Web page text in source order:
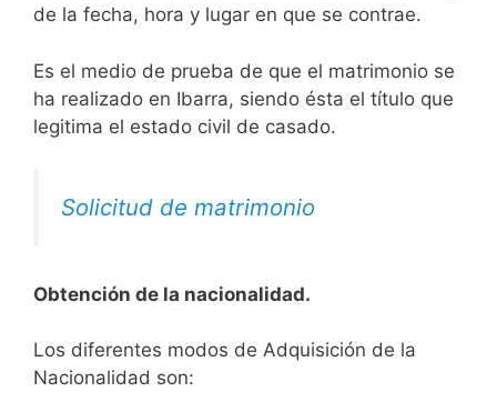
de la fecha, hora y lugar en que se contrae.
Es el medio de prueba de que el matrimonio se
ha realizado en Ibarra, siendo ésta el título que
legitima el estado civil de casado.
Solicitud de matrimonio
Obtención de la nacionalidad.
​​​Los diferentes modos de Adquisición de la
Nacionalidad son: